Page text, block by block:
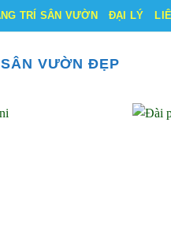
TRÍ SÂN VƯỜN ĐẠI LÝ
SÂN VƯỜN ĐẸP